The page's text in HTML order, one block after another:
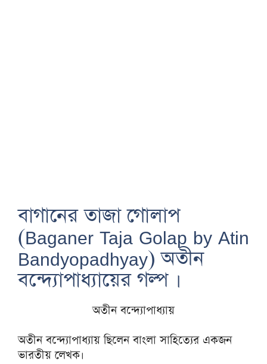
বাগানের তাজা গোলাপ
(Baganer Taja Golap by Atin
Bandyopadhyay) অতীন
বন্দ্যোপাধ্যায়ের গল্প ।
অতীন বন্দ্যোপাধ্যায়
অতীন বন্দ্যোপাধ্যায় ছিলেন বাংলা সাহিত্যের একজন
ভারতীয় লেখক।